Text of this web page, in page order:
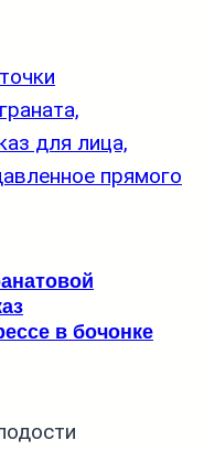
в бочонке